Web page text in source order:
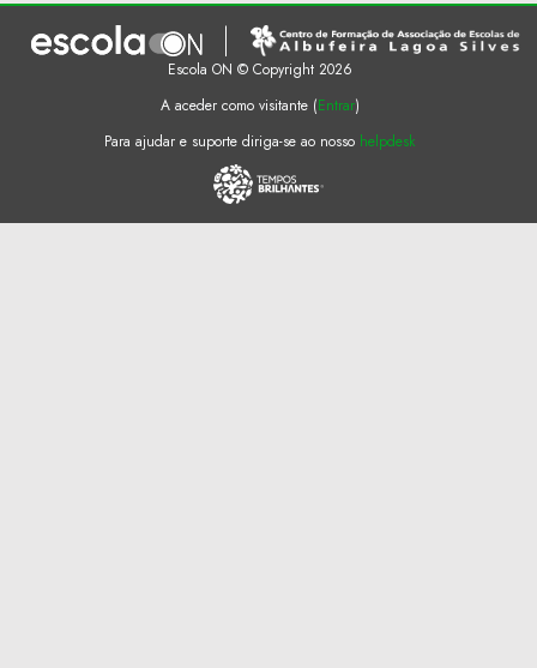
Escola ON © Copyright 2026
A aceder como visitante (Entrar)
Para ajudar e suporte diriga-se ao nosso helpdesk